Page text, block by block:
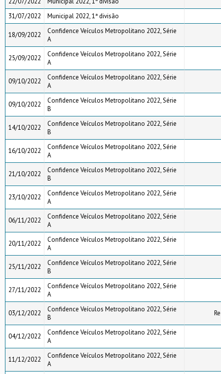
31/07/2022
Municipal 2022, 1ª divisão
18/09/2022
Confidence Veículos Metropolitano 2022, Série
A
25/09/2022
Confidence Veículos Metropolitano 2022, Série
A
09/10/2022
Confidence Veículos Metropolitano 2022, Série
A
09/10/2022
Confidence Veículos Metropolitano 2022, Série
B
14/10/2022
Confidence Veículos Metropolitano 2022, Série
B
16/10/2022
Confidence Veículos Metropolitano 2022, Série
A
21/10/2022
Confidence Veículos Metropolitano 2022, Série
B
23/10/2022
Confidence Veículos Metropolitano 2022, Série
A
06/11/2022
Confidence Veículos Metropolitano 2022, Série
A
20/11/2022
Confidence Veículos Metropolitano 2022, Série
A
25/11/2022
Confidence Veículos Metropolitano 2022, Série
B
27/11/2022
Confidence Veículos Metropolitano 2022, Série
A
03/12/2022
Confidence Veículos Metropolitano 2022, Série
B
04/12/2022
Confidence Veículos Metropolitano 2022, Série
A
11/12/2022
Confidence Veículos Metropolitano 2022, Série
A